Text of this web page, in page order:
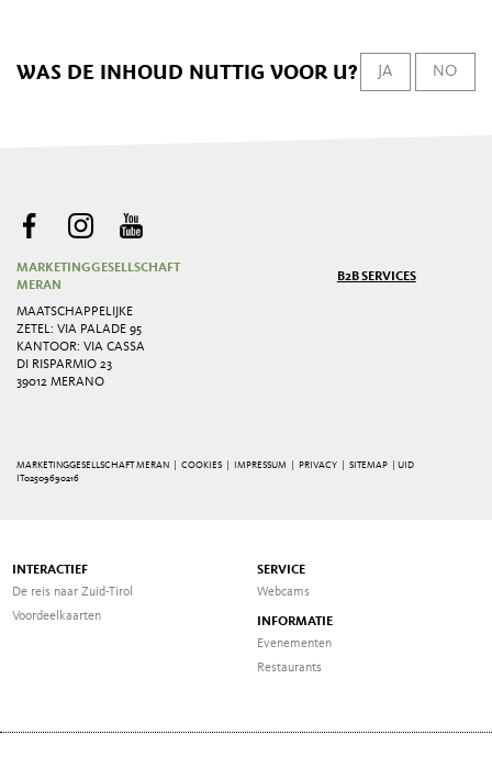
WAS DE INHOUD NUTTIG VOOR U? JA NO
MARKETINGGESELLSCHAFT
MERAN
MAATSCHAPPELIJKE
ZETEL: VIA PALADE 95
KANTOOR: VIA CASSA
DI RISPARMIO 23
39012 MERANO
B2B SERVICES
MARKETINGGESELLSCHAFT MERAN | COOKIES IMPRESSUM PRIVACY |SITEMAP
| UID
IT02509690216
INTERACTIEF
De reis naar Zuid-Tirol
Voordeelkaarten
SERVICE
Webcams
INFORMATIE
Evenementen
Restaurants